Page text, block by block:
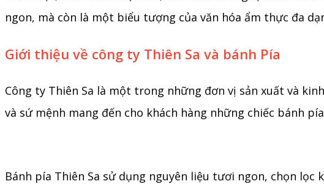
ngon, mà còn là một biểu tượng của văn hóa ẩm thực đa
Giới thiệu về công ty Thiên Sa và bánh Pía
Công ty Thiên Sa là một trong những đơn vị sản xuất và
và sứ mệnh mang đến cho khách hàng những chiếc bánh
Bánh pía Thiên Sa sử dụng nguyên liệu tươi ngon, chọn